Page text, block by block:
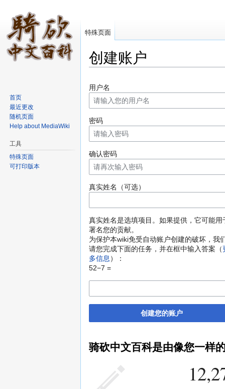
创建账户
用户名
密码
确认密码
真实姓名（可选）
真实姓名是选填项目。如果提供，它可能用
署名您的贡献。
为保护本wiki免受自动账户创建的破坏，我
请您完成下面的任务，并在框中输入答案（
多信息）：
52−7 =
创建您的账户
骑砍中文百科是由像您一样
特殊页面
首页
最近更改
随机页面
Help about MediaWiki
工具
特殊页面
可打印版本